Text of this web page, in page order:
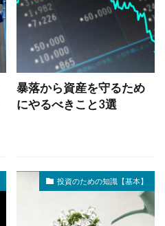
暴落から資産を守るため
にやるべきこと3選
投資のための知識【基本】